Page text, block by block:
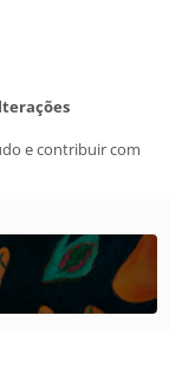
e contribuir com